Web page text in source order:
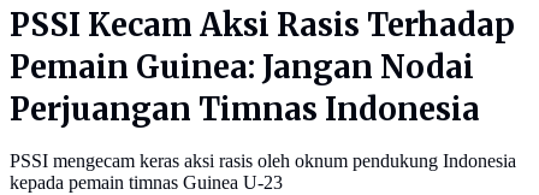
PSSI Kecam Aksi Rasis Terhadap
Pemain Guinea: Jangan Nodai
Perjuangan Timnas Indonesia
PSSI mengecam keras aksi rasis oleh oknum pendukung Indonesia
kepada pemain timnas Guinea U-23